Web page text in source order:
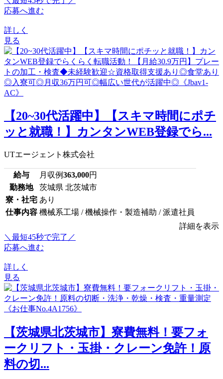
応募へ進む
詳しく
見る
【20~30代活躍中】【スキマ時間にポチ
ッと就職！】カンタンWEB登録でら...
UTエージェント株式会社
給与 月収例363,000円
勤務地
茨城県 北茨城市
寮・社宅 あり
仕事内容 機械系工場 / 機械操作・製造補助 / 派遣社員
詳細を表示
＼最短45秒で完了／
応募へ進む
詳しく
見る
【茨城県北茨城市】寮費無料！要フォ
ークリフト・玉掛・クレーン免許！原
料の切...